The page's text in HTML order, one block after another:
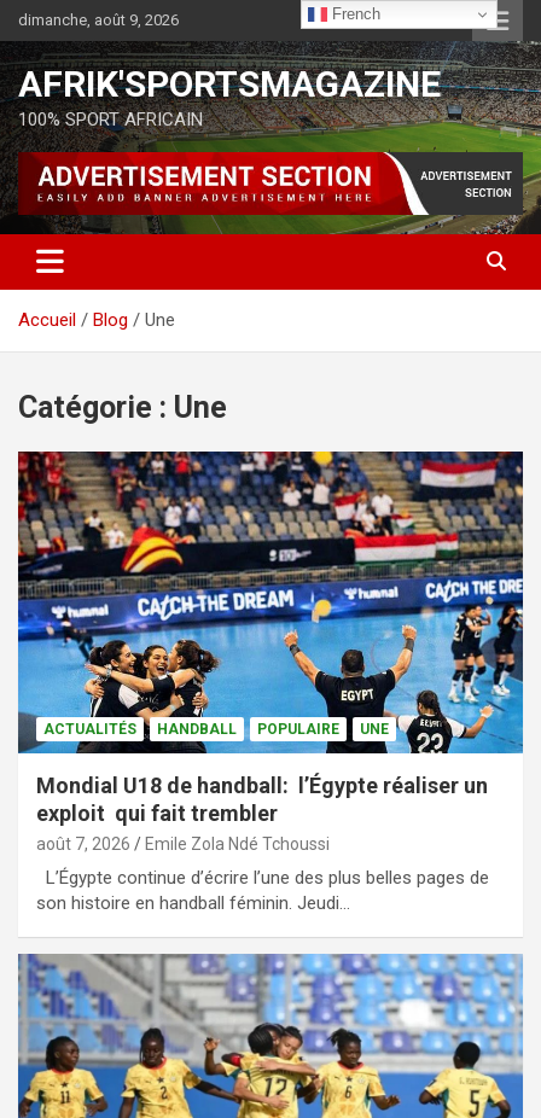
dimanche, août 9, 2026
AFRIK'SPORTSMAGAZINE
100% SPORT AFRICAIN
Accueil Blog Une
Catégorie : Une
ACTUALITÉS HANDBALL POPULAIRE UNE
Mondial U18 de handball: l’Égypte réaliser un
exploit qui fait trembler
août 7, 2026 Emile Zola Ndé Tchoussi
L’Égypte continue d’écrire l’une des plus belles pages de
son histoire en handball féminin. Jeudi…
French